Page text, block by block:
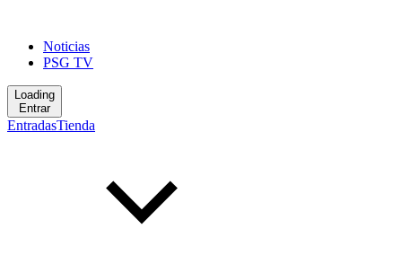
Noticias
PSG TV
Loading
Entrar
EntradasTienda